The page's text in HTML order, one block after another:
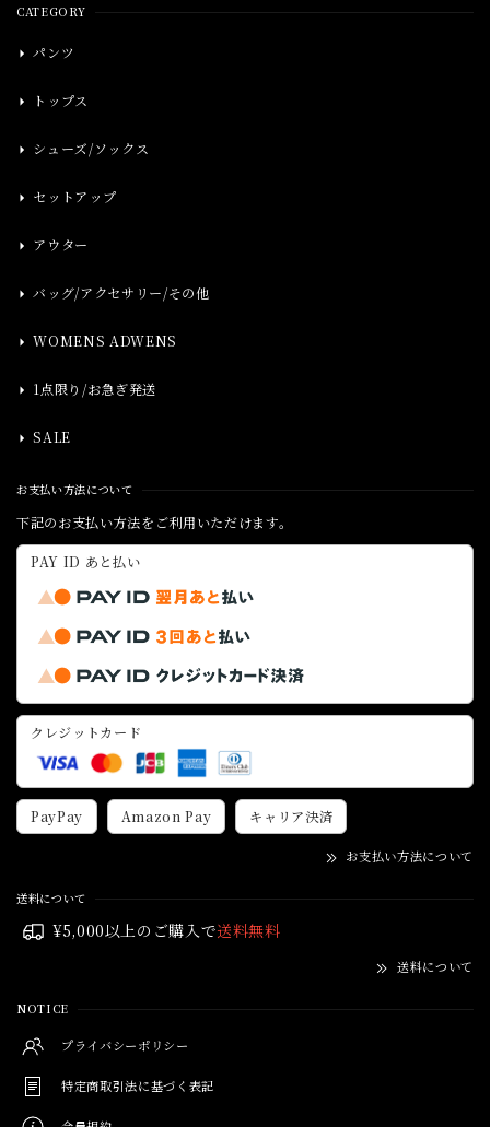
CATEGORY
パンツ
トップス
シューズ/ソックス
セットアップ
アウター
バッグ/アクセサリー/その他
WOMENS ADWENS
1点限り/お急ぎ発送
SALE
お支払い方法について
下記のお支払い方法をご利用いただけます。
PAY ID あと払い
クレジットカード
PayPay Amazon Pay キャリア決済
お支払い方法について
送料について
¥5,000以上のご購入で送料無料
送料について
NOTICE
プライバシーポリシー
特定商取引法に基づく表記